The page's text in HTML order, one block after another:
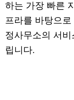
하는 가장 빠른
프라를 바탕으
정사무소의 서
립니다.